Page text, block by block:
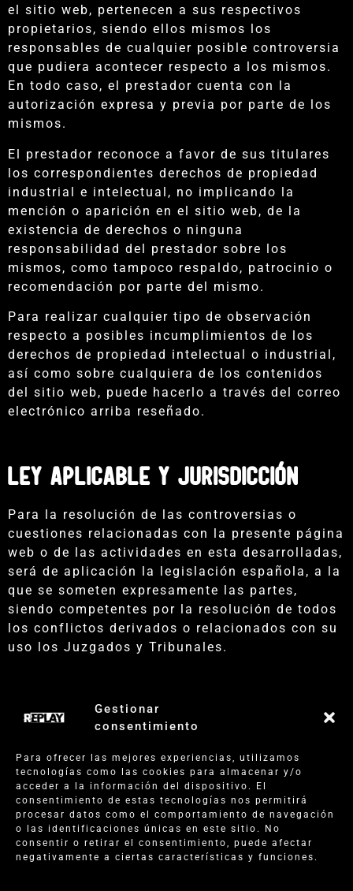
Gestionar
consentimiento
Para ofrecer las mejores experiencias, utilizamos
tecnologías como las cookies para almacenar y/o
acceder a la información del dispositivo. El
consentimiento de estas tecnologías nos permitirá
procesar datos como el comportamiento de navegación
o las identificaciones únicas en este sitio. No
consentir o retirar el consentimiento, puede afectar
negativamente a ciertas características y funciones.
el sitio web, pertenecen a sus respectivos
propietarios, siendo ellos mismos los
responsables de cualquier posible controversia
que pudiera acontecer respecto a los mismos.
En todo caso, el prestador cuenta con la
autorización expresa y previa por parte de los
mismos.
El prestador reconoce a favor de sus titulares
los correspondientes derechos de propiedad
industrial e intelectual, no implicando la
mención o aparición en el sitio web, de la
existencia de derechos o ninguna
responsabilidad del prestador sobre los
mismos, como tampoco respaldo, patrocinio o
recomendación por parte del mismo.
Para realizar cualquier tipo de observación
respecto a posibles incumplimientos de los
derechos de propiedad intelectual o industrial,
así como sobre cualquiera de los contenidos
del sitio web, puede hacerlo a través del correo
electrónico arriba reseñado.
LEY APLICABLE Y JURISDICCIÓN
Para la resolución de las controversias o
cuestiones relacionadas con la presente página
web o de las actividades en esta desarrolladas,
será de aplicación la legislación española, a la
que se someten expresamente las partes,
siendo competentes por la resolución de todos
los conflictos derivados o relacionados con su
uso los Juzgados y Tribunales.